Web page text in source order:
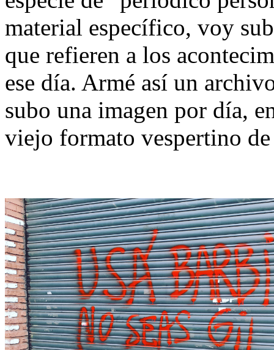
material específico, voy
que refieren a los
ese día. Armé así un
subo una imagen por día,
viejo formato vespertino